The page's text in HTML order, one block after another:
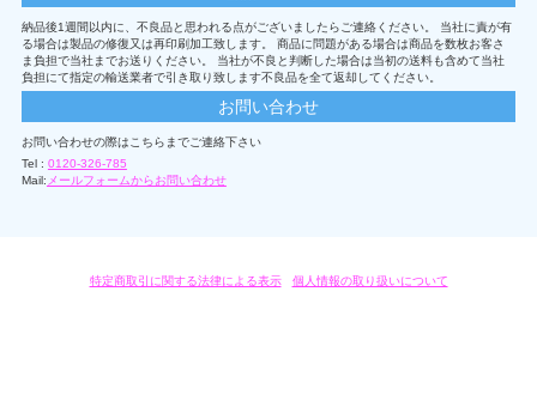
納品後1週間以内に、不良品と思われる点がございましたらご連絡ください。 当社に責が有
る場合は製品の修復又は再印刷加工致します。 商品に問題がある場合は商品を数枚お客さ
ま負担で当社までお送りください。 当社が不良と判断した場合は当初の送料も含めて当社
負担にて指定の輸送業者で引き取り致します不良品を全て返却してください。
お問い合わせ
お問い合わせの際はこちらまでご連絡下さい
Tel : 0120-326-785
Mail: メールフォームからお問い合わせ
特定商取引に関する法律による表示/ 個人情報の取り扱いについて